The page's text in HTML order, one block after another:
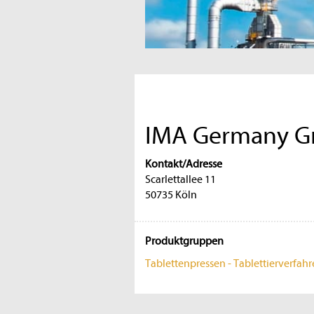
IMA Germany
Kontakt/Adresse
Scarlettallee 11
50735 Köln
Produktgruppen
Tablettenpressen -